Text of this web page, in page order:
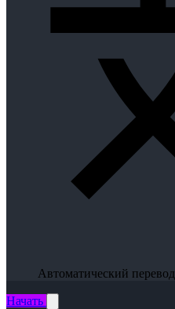
Автоматический перевод
Начать